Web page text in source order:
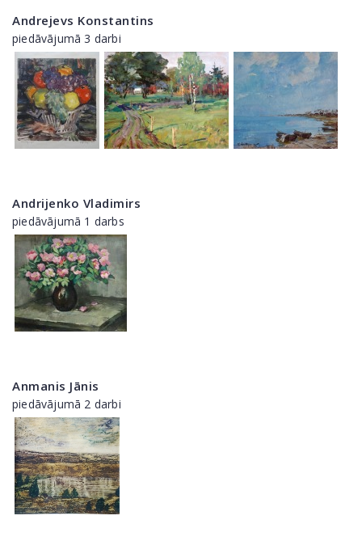
Andrejevs Konstantins
piedāvājumā 3 darbi
Andrijenko Vladimirs
piedāvājumā 1 darbs
Anmanis Jānis
piedāvājumā 2 darbi